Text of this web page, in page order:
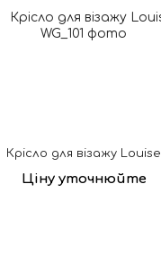
Крісло для візажу Louise
Ціну уточнюйте